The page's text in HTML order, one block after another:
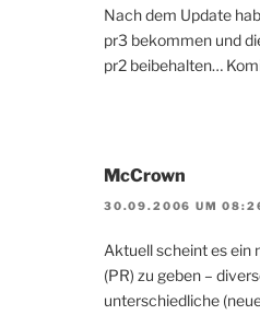
Nach dem Update
pr3 bekommen und
pr2 beibehalten…
McCrown
30.09.2006 UM
Aktuell scheint es ein
(PR) zu geben –
unterschiedliche